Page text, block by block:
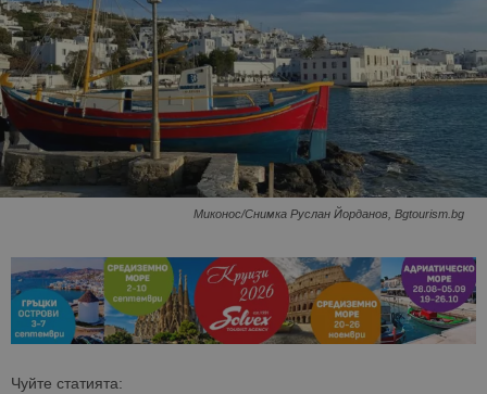
Миконос/Снимка Руслан Йорданов, Bgtourism.bg
Чуйте статията: